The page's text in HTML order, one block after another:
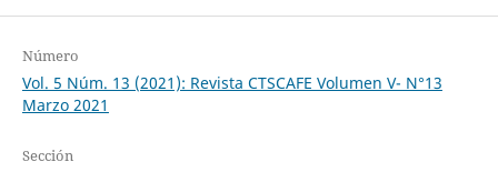
Número
Vol. 5 Núm. 13 (2021): Revista CTSCAFE Volumen V- N°13
Marzo 2021
Sección